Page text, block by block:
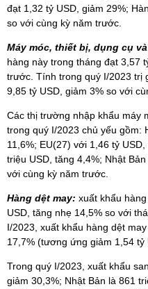
đạt 1,32 tỷ USD, giảm 29%;
so với cùng kỳ năm trước.
Máy móc, thiết bị, dụng cụ
hàng này trong tháng đạt 3,57
trước. Tính trong quý I/2023 trị
9,85 tỷ USD, giảm 3% so với
Các thị trường nhập khẩu máy
trong quý I/2023 chủ yếu gồm:
11,6%; EU(27) với 1,46 tỷ
triệu USD, tăng 4,4%; Nhật
với cùng kỳ năm trước.
Hàng dệt may: xuất khẩu
USD, tăng nhẹ 14,5% so với
I/2023, xuất khẩu hàng dệt
17,7% (tương ứng giảm 1,54 tỷ
Trong quý I/2023, xuất khẩu
giảm 30,3%; Nhật Bản là 861